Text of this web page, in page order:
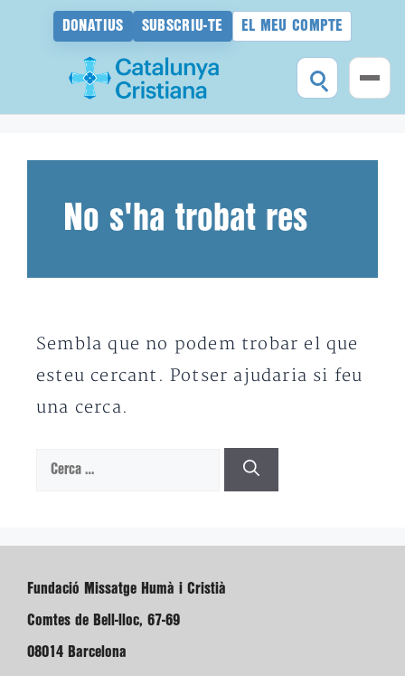
DONATIUS SUBSCRIU-TE EL MEU COMPTE
No s'ha trobat res
Sembla que no podem trobar el que
esteu cercant. Potser ajudaria si feu
una cerca.
Cerca:
Fundació Missatge Humà i Cristià
Comtes de Bell-lloc, 67-69
08014 Barcelona